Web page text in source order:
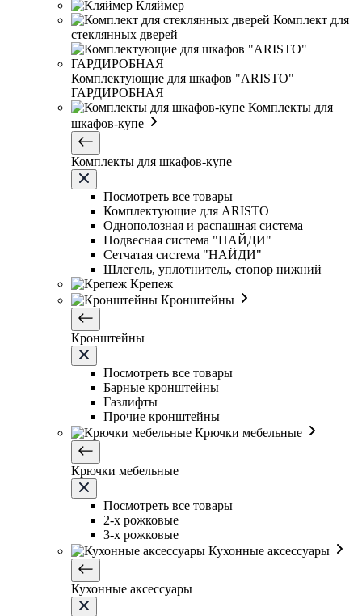
Кляймер
Комплект для
стеклянных дверей
Комплектующие для шкафов "ARISTO"
ГАРДИРОБНАЯ
Комплекты для
шкафов-купе
Комплекты для шкафов-купе
Посмотреть все товары
Комплектующие для ARISTO
Однополозная и распашная система
Подвесная система "НАЙДИ"
Сетчатая система "НАЙДИ"
Шлегель, уплотнитель, стопор нижний
Крепеж
Кронштейны
Кронштейны
Посмотреть все товары
Барные кронштейны
Газлифты
Прочие кронштейны
Крючки мебельные
Крючки мебельные
Посмотреть все товары
2-х рожковые
3-х рожковые
Кухонные аксессуары
Кухонные аксессуары